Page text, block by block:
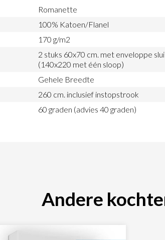
Romanette
100% Katoen/Flanel
170 g/m2
2 stuks 60x70 cm. met enveloppe
(140x220 met één sloop)
Gehele Breedte
260 cm. inclusief instopstrook
60 graden (advies 40 graden)
Andere